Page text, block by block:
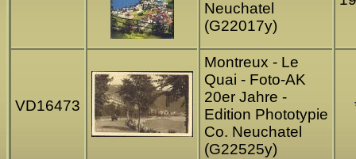
Neuchatel
(G22017y)
VD16473
Montreux - Le
Quai - Foto-AK
20er Jahre -
Edition Phototypie
Co. Neuchatel
(G22525y)